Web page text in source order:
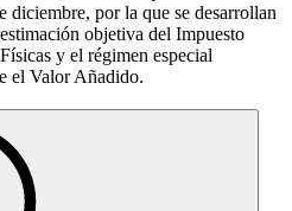
por la que se desarrollan
objetiva del Impuesto
y el régimen especial
el Valor Añadido.